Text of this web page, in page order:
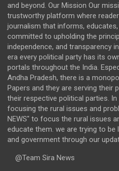
and beyond. Our Mission Our
trustworthy platform where
journalism that informs, educates,
committed to upholding the
independence, and transparency
era every political party has its
portals throughout the India.
Andha Pradesh, there is a
Papers and they are serving their
their respective political parties.
focusing the rural issues and
NEWS" to focus the rural issues
educate them. we are trying to be
and government through our
@Team Sira News